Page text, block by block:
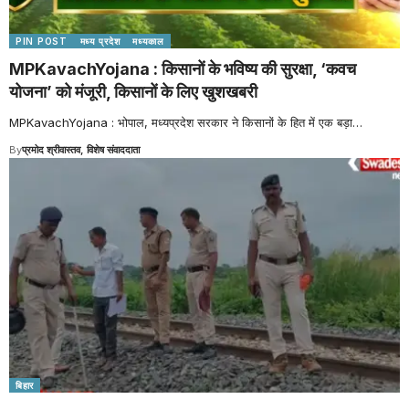
PIN POST मध्य प्रदेश मध्यकाल
MPKavachYojana : किसानों के भविष्य की सुरक्षा, ‘कवच
योजना’ को मंजूरी, किसानों के लिए खुशखबरी
MPKavachYojana : भोपाल, मध्यप्रदेश सरकार ने किसानों के हित में एक बड़ा…
Byप्रमोद श्रीवास्तव, विशेष संवाददाता
बिहार